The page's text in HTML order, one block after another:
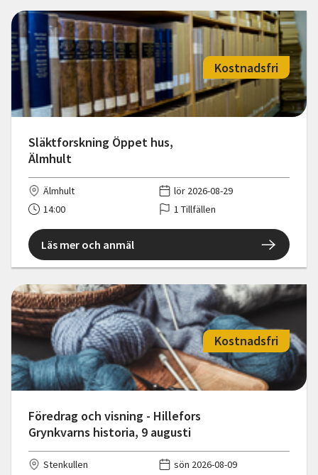
Släktforskning Öppet hus,
Älmhult
Kostnadsfri
Älmhult
lör 2026-08-29
14:00
1 Tillfällen
Läs mer och anmäl
Föredrag och visning - Hillefors
Grynkvarns historia, 9 augusti
Kostnadsfri
Stenkullen
sön 2026-08-09